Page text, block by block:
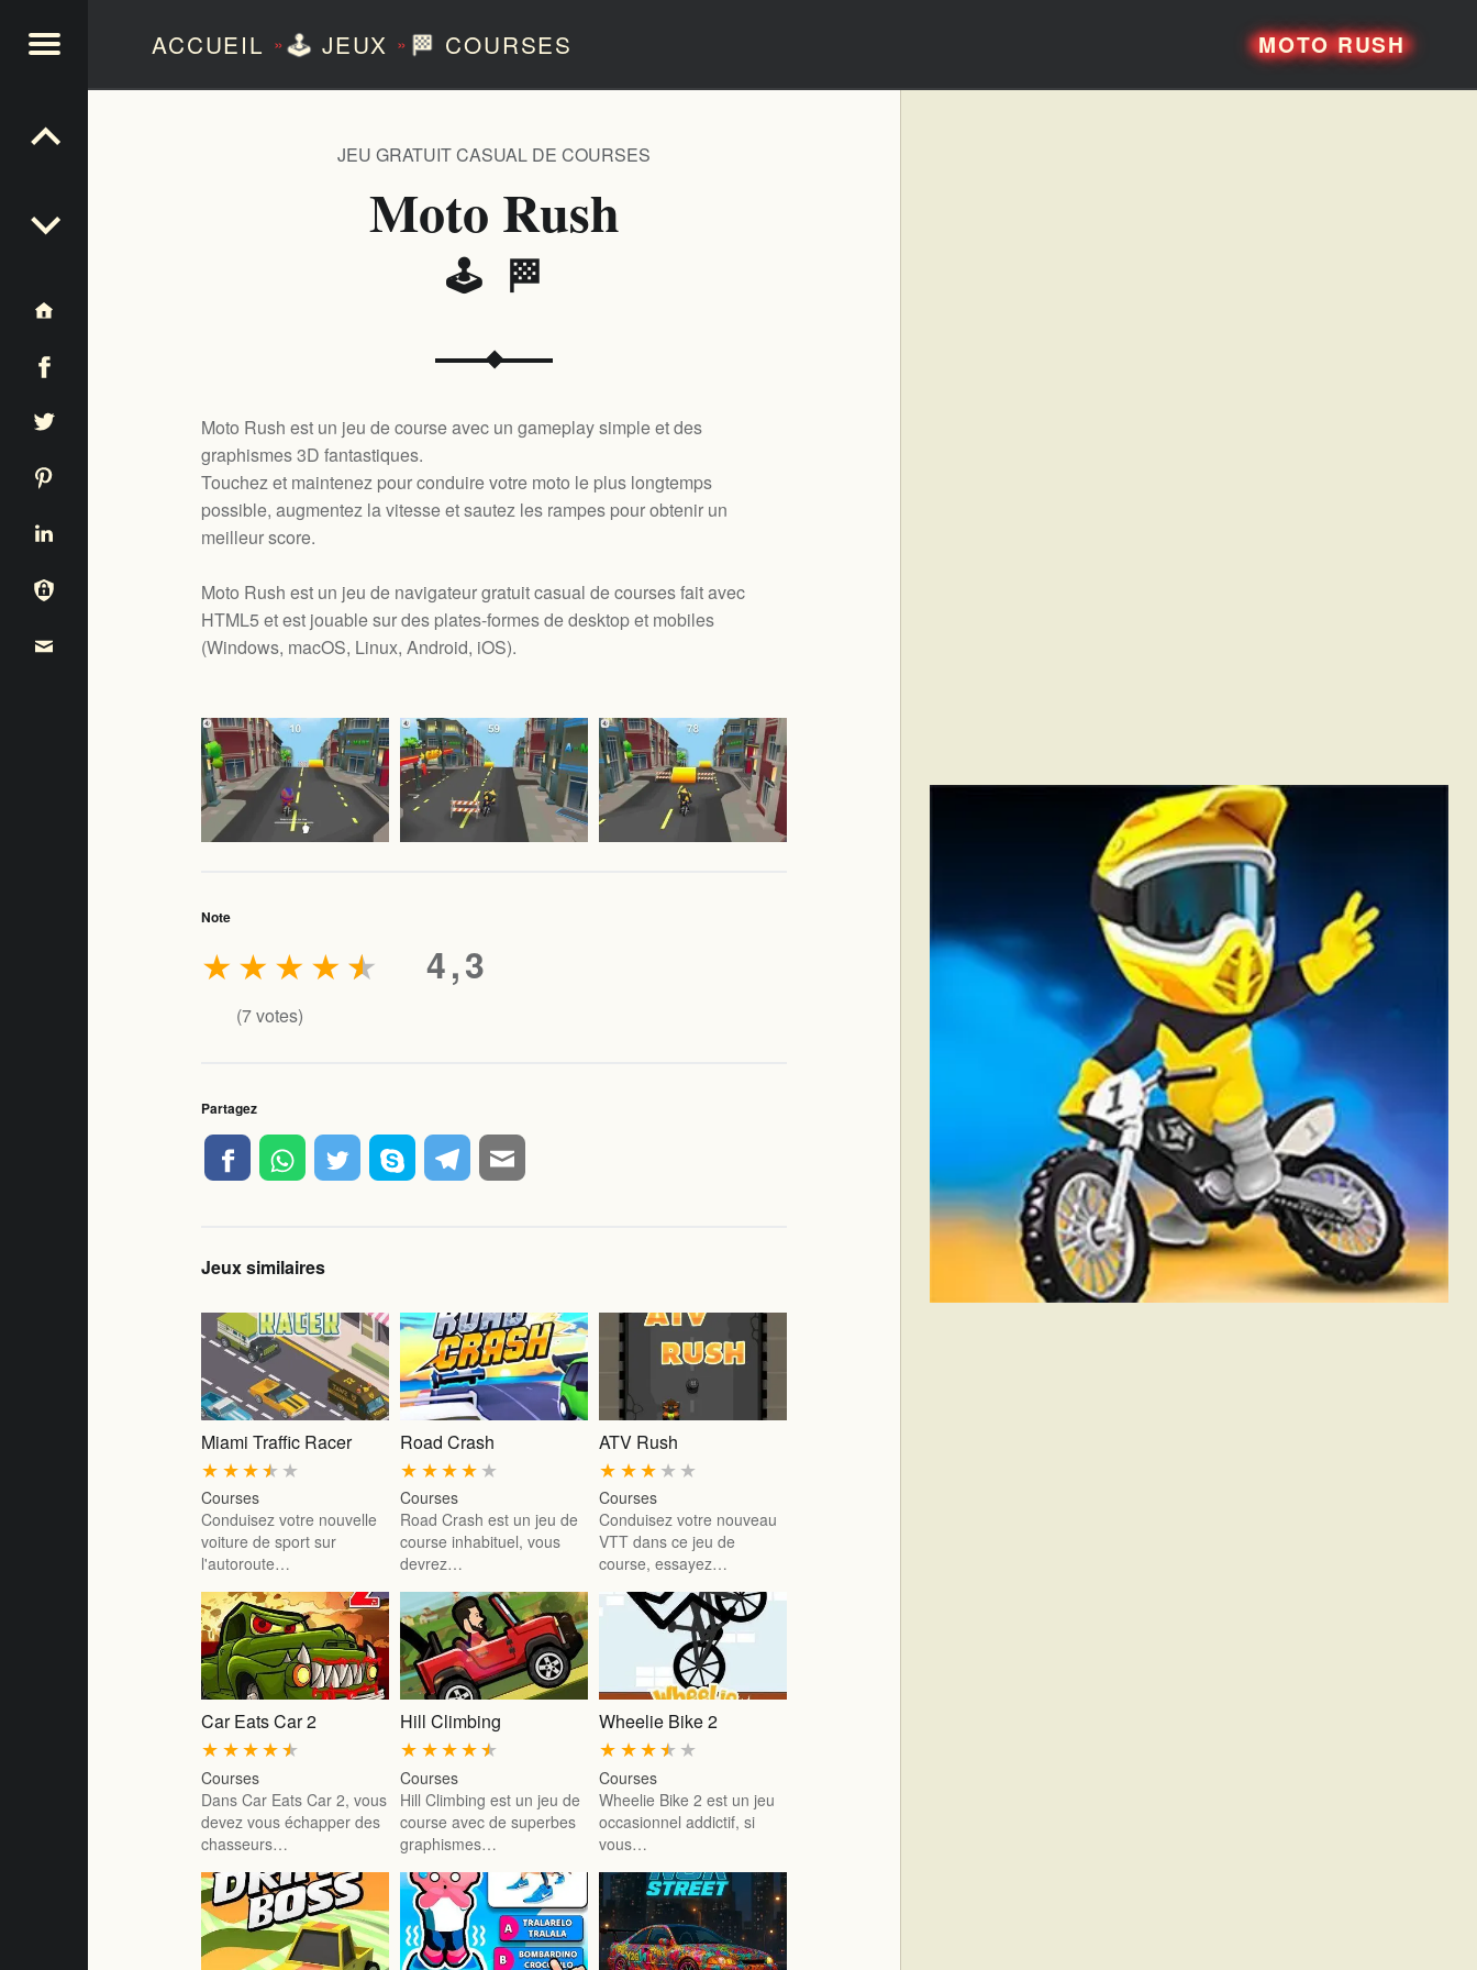
ACCUEIL »🕹️ JEUX » 🏁 COURSES MOTO RUSH
Moto Rush
🕹️ 🏁
JEU GRATUIT CASUAL DE COURSES
Moto Rush est un jeu de course avec un gameplay simple et des
graphismes 3D fantastiques.
Touchez et maintenez pour conduire votre moto le plus longtemps
possible, augmentez la vitesse et sautez les rampes pour obtenir un
meilleur score.
Moto Rush est un jeu de navigateur gratuit casual de courses fait avec
HTML5 et est jouable sur des plates-formes de desktop et mobiles
(Windows, macOS, Linux, Android, iOS).
Note
4,3
★
★
★
★
★
(7votes)
Partagez
Jeux similaires
Miami Traffic Racer
★
★
★
★
★
Courses
Conduisez votre nouvelle
voiture de sport sur
l'autoroute…
Road Crash
★
★
★
★
★
Courses
Road Crash est un jeu de
course inhabituel, vous
devrez…
ATV Rush
★
★
★
★
★
Courses
Conduisez votre nouveau
VTT dans ce jeu de
course, essayez…
Car Eats Car 2
★
★
★
★
★
Courses
Dans Car Eats Car 2, vous
devez vous échapper des
chasseurs…
Hill Climbing
★
★
★
★
★
Courses
Hill Climbing est un jeu de
course avec de superbes
graphismes…
Wheelie Bike 2
★
★
★
★
★
Courses
Wheelie Bike 2 est un jeu
occasionnel addictif, si
vous…